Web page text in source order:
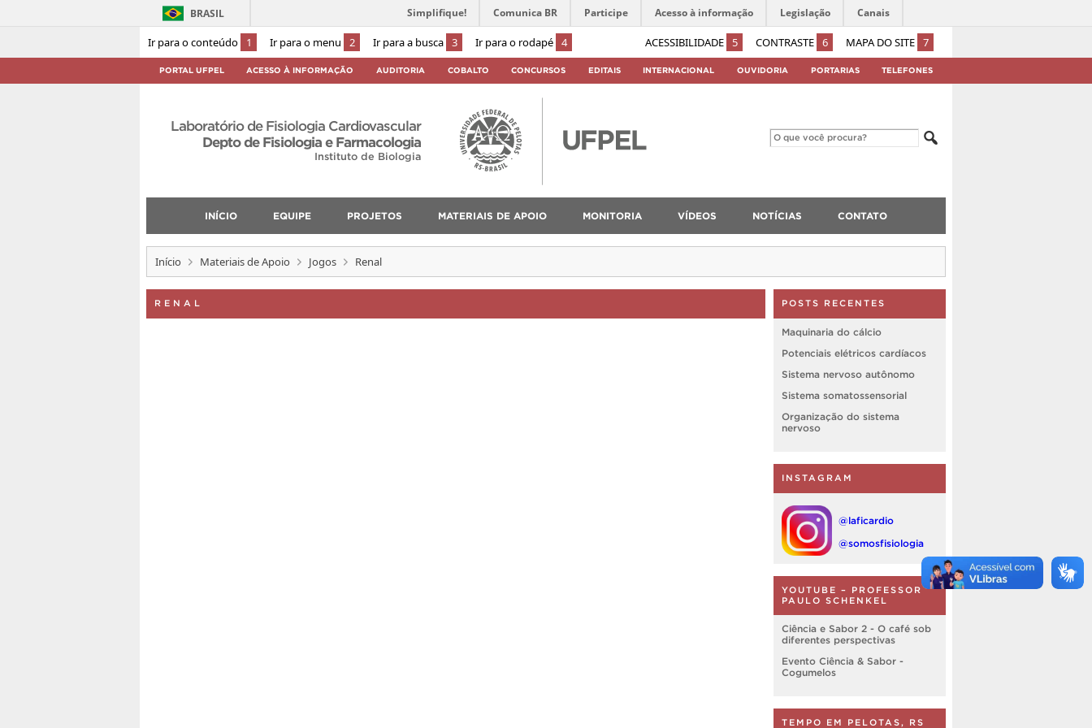
Ir para o conteúdo 1 Ir para o menu 2 Ir para a busca 3 Ir para o rodapé 4 ACESSIBILIDADE 5 CONTRASTE 6 MAPA DO SITE 7
BRASIL Simplifique! Comunica BR Participe Acesso à informação Legislação Canais
PORTAL UFPEL ACESSO À INFORMAÇÃO AUDITORIA COBALTO CONCURSOS EDITAIS INTERNACIONAL OUVIDORIA PORTARIAS TELEFONES
Laboratório de Fisiologia Cardiovascular
Depto de Fisiologia e Farmacologia
Instituto de Biologia
INÍCIO EQUIPE PROJETOS MATERIAIS DE APOIO MONITORIA VÍDEOS NOTÍCIAS CONTATO
Início Materiais de Apoio Jogos Renal
RENAL POSTS RECENTES
Maquinaria do cálcio
Potenciais elétricos cardíacos
Sistema nervoso autônomo
Sistema somatossensorial
Organização do sistema
nervoso
INSTAGRAM
@laficardio
@somosfisiologia
YOUTUBE – PROFESSOR
PAULO SCHENKEL
Ciência e Sabor 2 - O café sob
diferentes perspectivas
Evento Ciência & Sabor -
Cogumelos
TEMPO EM PELOTAS, RS